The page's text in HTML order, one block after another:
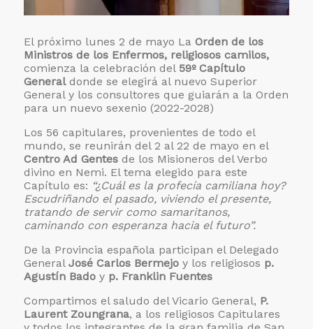
El próximo lunes 2 de mayo LaOrden de los
Ministros de los Enfermos, religiosos camilos,
comienza la celebración del 59º Capítulo
Generaldonde se elegirá al nuevo Superior
General y los consultores que guiarán a la Orden
para un nuevo sexenio (2022-2028)
Los 56 capitulares, provenientes de todo el
mundo, se reunirán del 2 al 22 de mayo en el
Centro Ad Gentes de los Misioneros del Verbo
divino en Nemi. El tema elegido para este
Capítulo es: “¿Cuál es la profecía camiliana hoy?
Escudriñando el pasado, viviendo el presente,
tratando de servir como samaritanos,
caminando con esperanza hacia el futuro”.
De la Provincia española participan el Delegado
GeneralJosé Carlos Bermejo y los religiosos p.
Agustín Bado y p. Franklin Fuentes
Compartimos el saludo del Vicario General, P.
Laurent Zoungrana, a los religiosos Capitulares